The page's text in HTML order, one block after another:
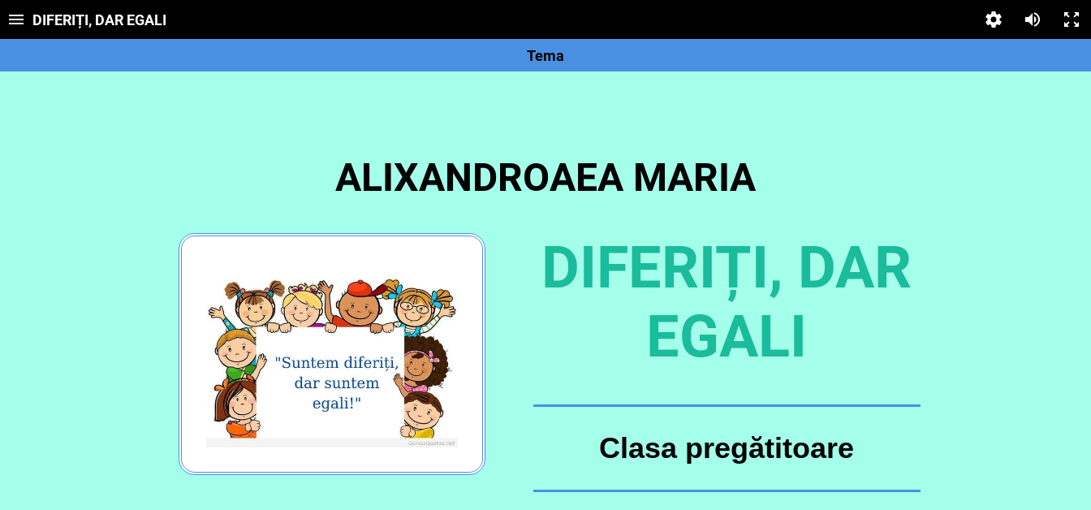
DIFERIȚI, DAR EGALI
Tema
ALIXANDROAEA MARIA
DIFERIȚI, DAR
EGALI
Clasa pregătitoare